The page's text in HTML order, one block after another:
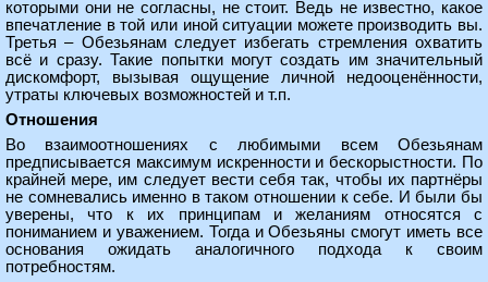
которыми они не согласны, не стоит. Ведь не известно, какое
впечатление в той или иной ситуации можете производить вы.
Третья – Обезьянам следует избегать стремления охватить
всё и сразу. Такие попытки могут создать им значительный
дискомфорт, вызывая ощущение личной недооценённости,
утраты ключевых возможностей и т.п.
Отношения
Во взаимоотношениях с любимыми всем Обезьянам
предписывается максимум искренности и бескорыстности. По
крайней мере, им следует вести себя так, чтобы их партнёры
не сомневались именно в таком отношении к себе. И были бы
уверены, что к их принципам и желаниям относятся с
пониманием и уважением. Тогда и Обезьяны смогут иметь все
основания ожидать аналогичного подхода к своим
потребностям.